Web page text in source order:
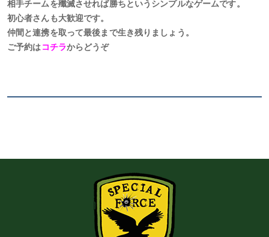
相手チームを殲滅させれば勝ちというシンプルなゲームです。
初心者さんも大歓迎です。
仲間と連携を取って最後まで生き残りましょう。
ご予約はコチラからどうぞ